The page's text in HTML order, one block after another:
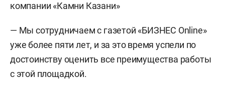
компании «Камни Казани»
— Мы сотрудничаем с газетой «БИЗНЕС Online»
уже более пяти лет, и за это время успели по
достоинству оценить все преимущества работы
с этой площадкой.